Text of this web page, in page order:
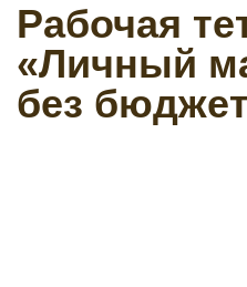
Рабочая
«Личный
без